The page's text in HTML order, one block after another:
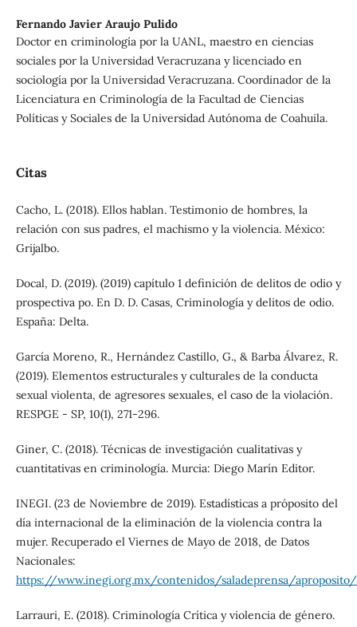
Fernando Javier Araujo Pulido
Doctor en criminología por la UANL, maestro en ciencias
sociales por la Universidad Veracruzana y licenciado en
sociología por la Universidad Veracruzana. Coordinador de la
Licenciatura en Criminología de la Facultad de Ciencias
Políticas y Sociales de la Universidad Autónoma de Coahuila.
Citas
Cacho, L. (2018). Ellos hablan. Testimonio de hombres, la
relación con sus padres, el machismo y la violencia. México:
Grijalbo.
Docal, D. (2019). (2019) capítulo 1 definición de delitos de odio y
prospectiva po. En D. D. Casas, Criminología y delitos de odio.
España: Delta.
García Moreno, R., Hernández Castillo, G., & Barba Álvarez, R.
(2019). Elementos estructurales y culturales de la conducta
sexual violenta, de agresores sexuales, el caso de la violación.
RESPGE - SP, 10(1), 271-296.
Giner, C. (2018). Técnicas de investigación cualitativas y
cuantitativas en criminología. Murcia: Diego Marín Editor.
INEGI. (23 de Noviembre de 2019). Estadísticas a próposito del
día internacional de la eliminación de la violencia contra la
mujer. Recuperado el Viernes de Mayo de 2018, de Datos
Nacionales:
https://www.inegi.org.mx/contenidos/saladeprensa/
Larrauri, E. (2018). Criminología Crítica y violencia de género.